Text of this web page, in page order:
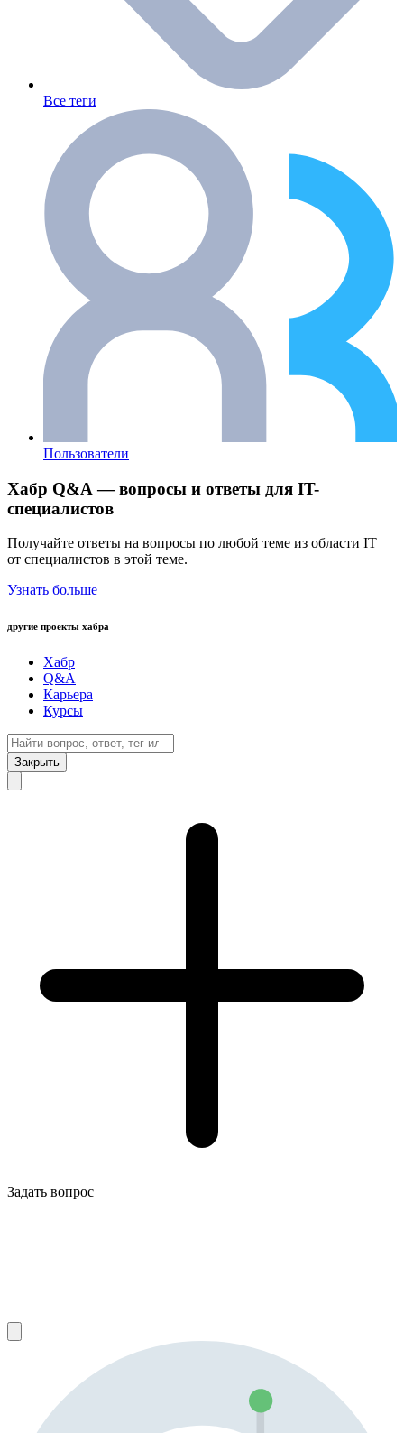
Все теги
Пользователи
Хабр Q&A — вопросы и ответы для IT-
специалистов
Получайте ответы на вопросы по любой теме из области IT
от специалистов в этой теме.
Узнать больше
другие проекты хабра
Хабр
Q&A
Карьера
Курсы
Закрыть
Задать вопрос